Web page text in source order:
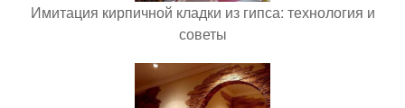
Имитация кирпичной кладки из гипса: технология и
советы